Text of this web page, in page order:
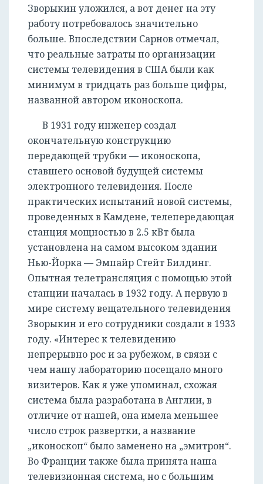
Зворыкин уложился, а вот денег на эту
работу потребовалось значительно
больше. Впоследствии Сарнов отмечал,
что реальные затраты по организации
системы телевидения в США были как
минимум в тридцать раз больше цифры,
названной автором иконоскопа.
В 1931 году инженер создал
окончательную конструкцию
передающей трубки — иконоскопа,
ставшего основой будущей системы
электронного телевидения. После
практических испытаний новой системы,
проведенных в Камдене, телепередающая
станция мощностью в 2.5 кВт была
установлена на самом высоком здании
Нью-Йорка — Эмпайр Стейт Билдинг.
Опытная телетрансляция с помощью этой
станции началась в 1932 году. А первую в
мире систему вещательного телевидения
Зворыкин и его сотрудники создали в 1933
году. «Интерес к телевидению
непрерывно рос и за рубежом, в связи с
чем нашу лабораторию посещало много
визитеров. Как я уже упоминал, схожая
система была разработана в Англии, в
отличие от нашей, она имела меньшее
число строк развертки, а название
„иконоскоп“ было заменено на „эмитрон“.
Во Франции также была принята наша
телевизионная система, но с большим